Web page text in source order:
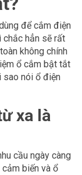
để cắm điện
chắc hẳn sẽ rất
không chính
ổ cắm bật tắt
sao nói ổ điện
xa là
cầu ngày càng
biến và ổ